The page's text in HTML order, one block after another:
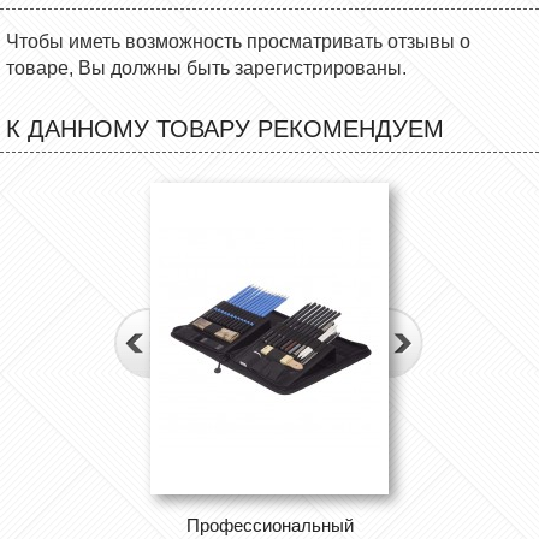
Чтобы иметь возможность просматривать отзывы о
товаре, Вы должны быть зарегистрированы.
К ДАННОМУ ТОВАРУ РЕКОМЕНДУЕМ
Профессиональный